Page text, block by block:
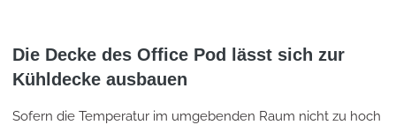
Die Decke des Office Pod lässt sich zur
Kühldecke ausbauen
Sofern die Temperatur im umgebenden Raum nicht zu hoch